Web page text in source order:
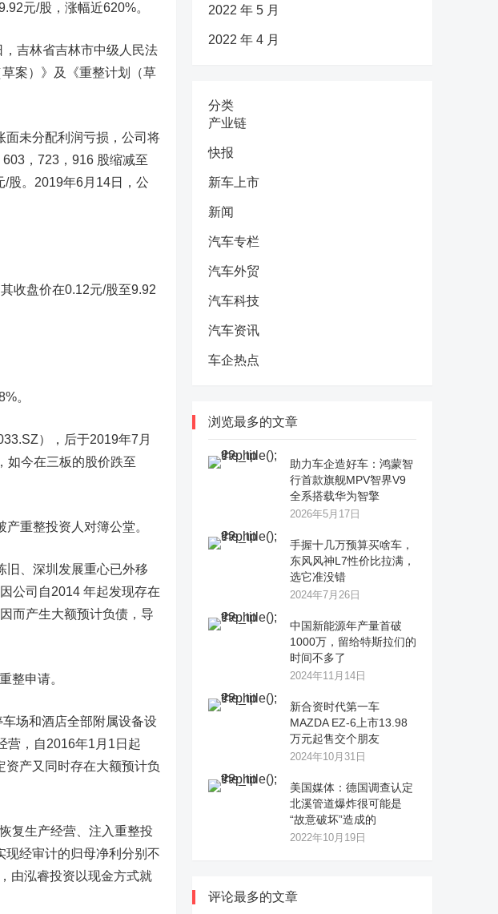
元/股，涨幅近620%。
吉林省吉林市中级人民法
案）》及《重整计划（草
未分配利润亏损， 公司 将
，723，916 股缩减至
/股。 2019年6月14日，公
收盘价在0.12元/股至9.92
。
），后于2019年7月
如今在三板的股价跌至
重整投资人对簿公堂。
、深圳发展重心已外移
公司自2014 年起发现存在
而产生大额预计负债，导
整申请。
场和酒店全部附属设备设
营，自2016年1月1日起
产又同时存在大额预计负
复生产经营、注入重整投
现经审计的归母净利分别不
由泓睿投资以现金方式就
2022 年 5 月
2022 年 4 月
分类
产业链
快报
新车上市
新闻
汽车专栏
汽车外贸
汽车科技
汽车资讯
车企热点
浏览最多的文章
助力车企造好车：鸿蒙智
行首款旗舰MPV智界V9
全系搭载华为智擎
2026年5月17日
手握十几万预算买啥车，
东风风神L7性价比拉满，
选它准没错
2024年7月26日
中国新能源年产量首破
1000万，留给特斯拉们的
时间不多了
2024年11月14日
新合资时代第一车
MAZDA EZ-6上市13.98
万元起售交个朋友
2024年10月31日
美国媒体：德国调查认定
北溪管道爆炸很可能是
“故意破坏”造成的
2022年10月19日
评论最多的文章